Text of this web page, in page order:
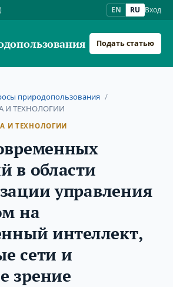
EN RU Вход
Подать статью
природопользования /
И ТЕХНОЛОГИИ
И ТЕХНОЛОГИИ
в области
управления
на
интеллект,
сети и
зрение